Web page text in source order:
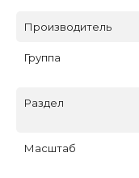
Производитель
Группа
Раздел
Масштаб